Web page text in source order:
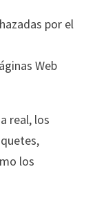
por el
Web
real, los
los